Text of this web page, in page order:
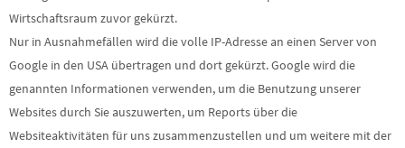
Wirtschaftsraum zuvor gekürzt.
Nur in Ausnahmefällen wird die volle IP-Adresse an einen Server von
Google in den USA übertragen und dort gekürzt. Google wird die
genannten Informationen verwenden, um die Benutzung unserer
Websites durch Sie auszuwerten, um Reports über die
Websiteaktivitäten für uns zusammenzustellen und um weitere mit der